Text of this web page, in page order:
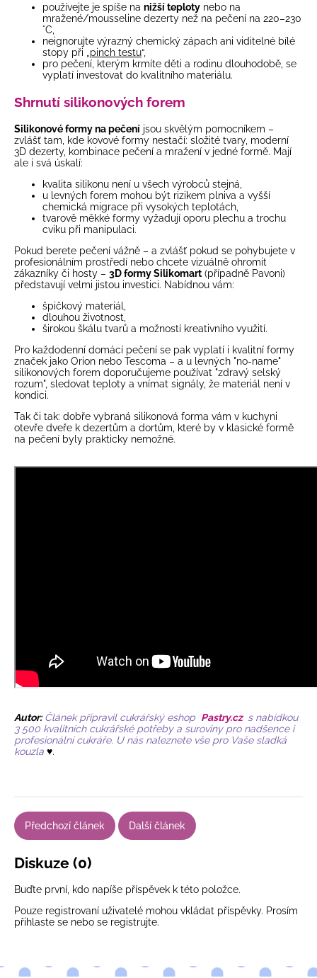
používejte je spíše na nižší teploty nebo na
mražené/mousseline dezerty než na pečení na 220–230
°C,
neignorujte výrazný chemický zápach ani viditelné bílé
stopy při „ pinch testu“,
pro pečení, kterým krmíte děti a rodinu dlouhodobě, se
vyplatí investovat do kvalitního materiálu.
Shrnutí silikonových forem
Silikonové formy na pečení jsou skvělým pomocníkem –
zvlášť tam, kde kovové formy nestačí: složité tvary, moderní
3D dezerty, kombinace pečení a mražení v jedné formě. Mají
ale i svá úskalí:
kvalita silikonu není u všech výrobců stejná,
u levných forem mohou být rizikem plniva a vyšší
chemická migrace při vysokých teplotách,
tvarově měkké formy vyžadují oporu plechu a trochu
cviku při manipulaci.
Pokud berete pečení vážně – a zvlášť pokud se pohybujete v
profesionálním prostředí nebo chcete vizuálně ohromit
zákazníky či hosty – 3D formy Silikomart (případně Pavoni)
představují velmi jistou investici. Nabídnou vám:
špičkový materiál,
dlouhou životnost,
širokou škálu tvarů a možností kreativního využití.
Pro každodenní domácí pečení se pak vyplatí i kvalitní formy
značek jako Orion nebo Tescoma – a u levných "no-name"
silikonových forem doporučujeme používat "zdravý selský
rozum", sledovat teploty a vnímat signály, že materiál není v
kondici.
Tak či tak: dobře vybraná silikonová forma vám v kuchyni
otevře dveře k dezertům a dortům, které by v klasické formě
na pečení byly prakticky nemožné.
Autor: Článek připravil cukrářský eshop Pastry.cz s nabídkou
3 500 kvalitních cukrářské potřebya surovinypro nadšence i
profesionální cukráře. U nás naleznete vše pro Vaše sladká
kouzla ♥️.
Předchozí článek Další článek
Diskuze (0)
Buďte první, kdo napíše příspěvek k této položce.
Pouze registrovaní uživatelé mohou vkládat příspěvky. Prosím
přihlaste se nebo se registrujte.